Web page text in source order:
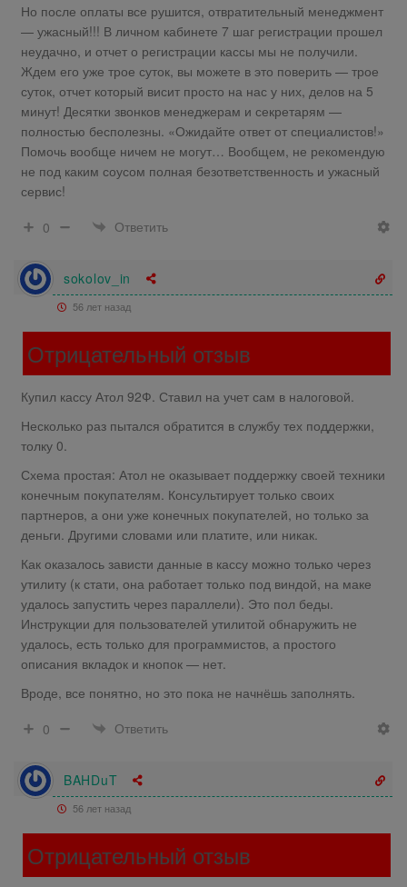
Но после оплаты все рушится, отвратительный менеджмент
— ужасный!!! В личном кабинете 7 шаг регистрации прошел
неудачно, и отчет о регистрации кассы мы не получили.
Ждем его уже трое суток, вы можете в это поверить — трое
суток, отчет который висит просто на нас у них, делов на 5
минут! Десятки звонков менеджерам и секретарям —
полностью бесполезны. «Ожидайте ответ от специалистов!»
Помочь вообще ничем не могут… Вообщем, не рекомендую
не под каким соусом полная безответственность и ужасный
сервис!
0
Ответить
sokolov_in
56 лет назад
Отрицательный отзыв
Купил кассу Атол 92Ф. Ставил на учет сам в налоговой.
Несколько раз пытался обратится в службу тех поддержки,
толку 0.
Схема простая: Атол не оказывает поддержку своей техники
конечным покупателям. Консультирует только своих
партнеров, а они уже конечных покупателей, но только за
деньги. Другими словами или платите, или никак.
Как оказалось зависти данные в кассу можно только через
утилиту (к стати, она работает только под виндой, на маке
удалось запустить через параллели). Это пол беды.
Инструкции для пользователей утилитой обнаружить не
удалось, есть только для программистов, а простого
описания вкладок и кнопок — нет.
Вроде, все понятно, но это пока не начнёшь заполнять.
0
Ответить
BAHDuT
56 лет назад
Отрицательный отзыв